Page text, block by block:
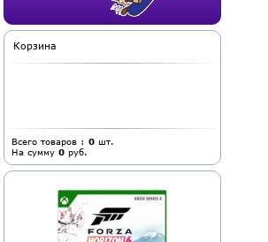
Корзина
Всего товаров : 0 шт.
На сумму 0 руб.